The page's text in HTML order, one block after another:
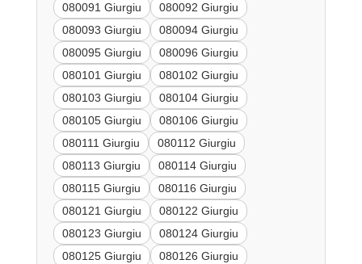
080091 Giurgiu
080092 Giurgiu
080093 Giurgiu
080094 Giurgiu
080095 Giurgiu
080096 Giurgiu
080101 Giurgiu
080102 Giurgiu
080103 Giurgiu
080104 Giurgiu
080105 Giurgiu
080106 Giurgiu
080111 Giurgiu
080112 Giurgiu
080113 Giurgiu
080114 Giurgiu
080115 Giurgiu
080116 Giurgiu
080121 Giurgiu
080122 Giurgiu
080123 Giurgiu
080124 Giurgiu
080125 Giurgiu
080126 Giurgiu